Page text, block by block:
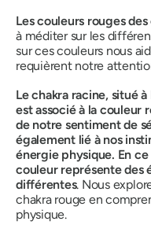
Les couleurs rouges des
à méditer sur les
sur ces couleurs nous
requièrent notre
Le chakra racine, situé
est associé à la couleur
de notre sentiment de
également lié à nos
énergie physique. En
couleur représente des
différentes. Nous
chakra rouge en
physique.